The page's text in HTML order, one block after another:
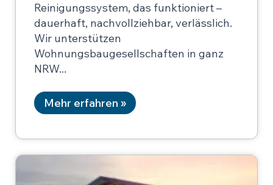
Reinigungssystem, das funktioniert –
dauerhaft, nachvollziehbar, verlässlich.
Wir unterstützen
Wohnungsbaugesellschaften in ganz
NRW
Mehr erfahren »